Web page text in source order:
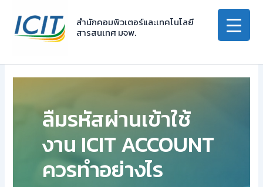
content
สำนักคอมพิวเตอร์และเทคโนโลยี
สารสนเทศ มจพ.
ลืมรหัสผ่านเข้าใช้
งาน ICIT ACCOUNT
ควรทำอย่างไร